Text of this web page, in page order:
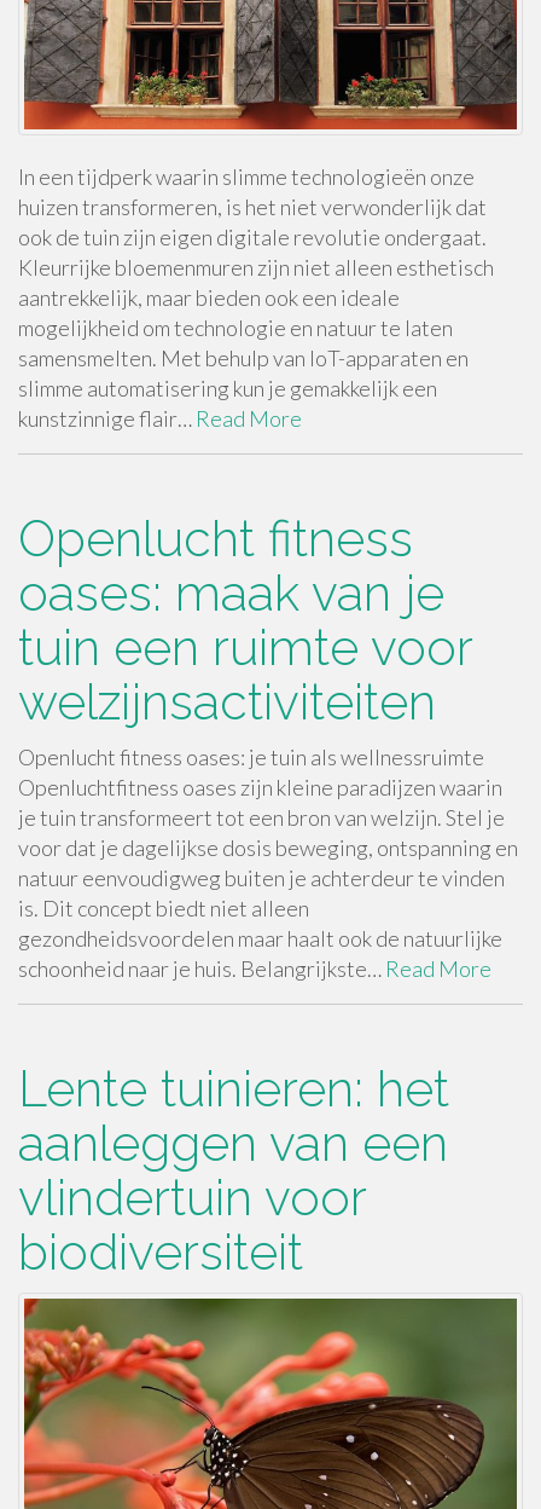
In een tijdperk waarin slimme technologieën onze
huizen transformeren, is het niet verwonderlijk dat
ook de tuin zijn eigen digitale revolutie ondergaat.
Kleurrijke bloemenmuren zijn niet alleen esthetisch
aantrekkelijk, maar bieden ook een ideale
mogelijkheid om technologie en natuur te laten
samensmelten. Met behulp van IoT-apparaten en
slimme automatisering kun je gemakkelijk een
kunstzinnige flair… Read More
Openlucht fitness
oases: maak van je
tuin een ruimte voor
welzijnsactiviteiten
Openlucht fitness oases: je tuin als wellnessruimte
Openluchtfitness oases zijn kleine paradijzen waarin
je tuin transformeert tot een bron van welzijn. Stel je
voor dat je dagelijkse dosis beweging, ontspanning en
natuur eenvoudigweg buiten je achterdeur te vinden
is. Dit concept biedt niet alleen
gezondheidsvoordelen maar haalt ook de natuurlijke
schoonheid naar je huis. Belangrijkste… Read More
Lente tuinieren: het
aanleggen van een
vlindertuin voor
biodiversiteit